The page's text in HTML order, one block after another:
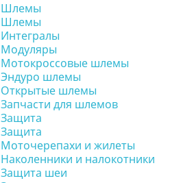
Шлемы
Шлемы
Интегралы
Модуляры
Мотокроссовые шлемы
Эндуро шлемы
Открытые шлемы
Запчасти для шлемов
Защита
Защита
Моточерепахи и жилеты
Наколенники и налокотники
Защита шеи